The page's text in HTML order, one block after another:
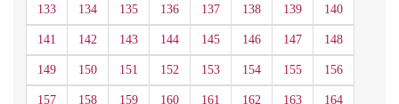
133 134 135 136 137 138 139 140
141 142 143 144 145 146 147 148
149 150 151 152 153 154 155 156
157 158 159 160 161 162 163 164